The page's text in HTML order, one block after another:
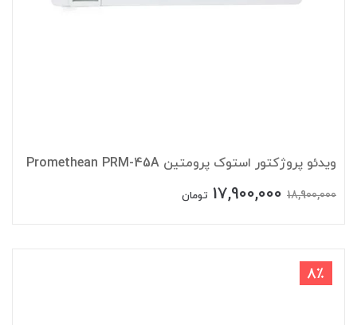
ویدئو پروژکتور استوک پرومتین Promethean PRM-45A
18,900,000
17,900,000 تومان
8٪